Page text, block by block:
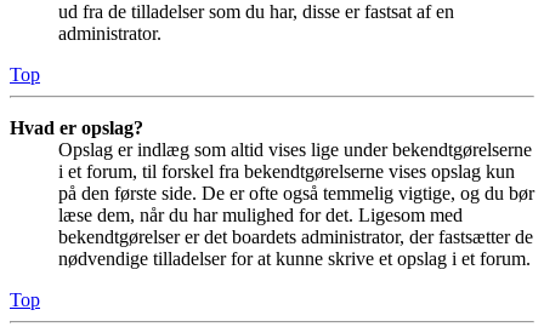
ud fra de tilladelser som du har, disse er fastsat af en
administrator.
Top
Hvad er opslag?
Opslag er indlæg som altid vises lige under bekendtgørelserne
i et forum, til forskel fra bekendtgørelserne vises opslag kun
på den første side. De er ofte også temmelig vigtige, og du bør
læse dem, når du har mulighed for det. Ligesom med
bekendtgørelser er det boardets administrator, der fastsætter de
nødvendige tilladelser for at kunne skrive et opslag i et forum.
Top